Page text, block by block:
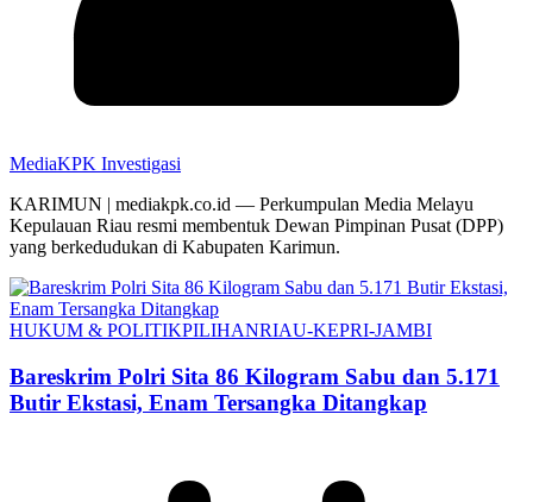
MediaKPK Investigasi
KARIMUN | mediakpk.co.id — Perkumpulan Media Melayu
Kepulauan Riau resmi membentuk Dewan Pimpinan Pusat (DPP)
yang berkedudukan di Kabupaten Karimun.
HUKUM & POLITIKPILIHANRIAU-KEPRI-JAMBI
Bareskrim Polri Sita 86 Kilogram Sabu dan 5.171
Butir Ekstasi, Enam Tersangka Ditangkap